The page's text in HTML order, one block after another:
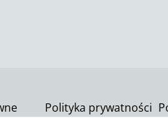
Polityka prywatności
SumUp